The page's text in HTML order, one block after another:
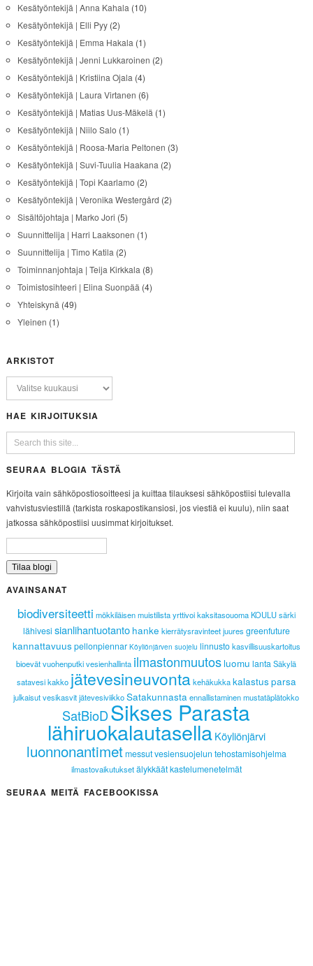
Kesätyöntekijä | Anna Kahala (10)
Kesätyöntekijä | Elli Pyy(2)
Kesätyöntekijä | Emma Hakala (1)
Kesätyöntekijä | Jenni Lukkaroinen (2)
Kesätyöntekijä | Kristiina Ojala (4)
Kesätyöntekijä | Laura Virtanen (6)
Kesätyöntekijä | Matias Uus-Mäkelä (1)
Kesätyöntekijä | Niilo Salo (1)
Kesätyöntekijä | Roosa-Maria Peltonen (3)
Kesätyöntekijä | Suvi-Tuulia Haakana (2)
Kesätyöntekijä | Topi Kaarlamo (2)
Kesätyöntekijä | Veronika Westergård (2)
Sisältöjohtaja | Marko Jori (5)
Suunnittelija | Harri Laaksonen (1)
Suunnittelija | Timo Katila (2)
Toiminnanjohtaja | Teija Kirkkala (8)
Toimistosihteeri | Elina Suonpää (4)
Yhteiskynä (49)
Yleinen (1)
ARKISTOT
HAE KIRJOITUKSIA
SEURAA BLOGIA TÄSTÄ
Kirjoita vain sähköpostiosoitteesi ja kuittaa tilauksesi sähköpostiisi tulevalla
vahvistusviestillä (tarkista roskapostikansiosi, jos viestiä ei kuulu), niin saat
jatkossa sähköpostiisi uusimmat kirjoitukset.
AVAINSANAT
biodiversiteetti mökkiläisen muistilistayrttivoikaksitasouomaKOULUsärki
lähivesi sianlihantuotanto hanke kierrätysravinteetjuures greenfuture
kannattavuus pellonpiennar Köyliönjärven suojelu linnustokasvillisuuskartoitus
bioevät vuohenputki vesienhallinta ilmastonmuutos luomu lanta Säkylä
satavesikakko jätevesineuvontakehäkukkakalastus parsa
julkaisut vesikasvit jätevesiviikko Satakunnasta ennallistaminen mustatäplätokko
SatBioDSikses Parasta
lähiruokalautasellaKöyliönjärvi
luonnonantimetmessutvesiensuojelun tehostamisohjelma
ilmastovaikutuksetälykkäät kastelumenetelmät
SEURAA MEITÄ FACEBOOKISSA